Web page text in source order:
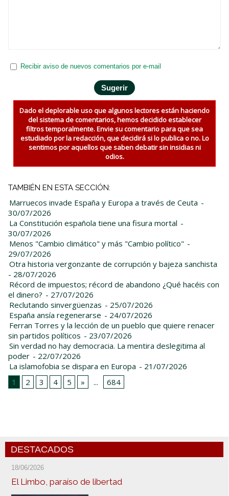
Recibir aviso de nuevos comentarios por e-mail
Dado el deplorable uso que algunos lectores están haciendo
del sistema de comentarios, hemos decidido establecer
filtros temporalmente. Envie su comentario para que sea
estudiado por la redacción, que decidirá si lo publica o no. Lo
sentimos por aquellos que saben debatir sin insidias ni
odios.
TAMBIÉN EN ESTA SECCIÓN:
Marruecos invade España y Europa a través de Ceuta -
30/07/2026
La Constitución española tiene una fisura mortal -
30/07/2026
Menos "Cambio climático" y más "Cambio político" -
29/07/2026
Otra historia vergonzante de corrupción y bajeza sanchista
- 28/07/2026
Récord de impuestos; récord de abandono ¿Qué hacéis con
el dinero? - 27/07/2026
Reclutando sinvergüenzas - 25/07/2026
España ansía regenerarse - 24/07/2026
Ferran Torres y la lección de un pueblo que quiere renacer
sin partidos políticos - 23/07/2026
Sin verdad no hay democracia. La mentira deslegitima al
poder - 22/07/2026
La islamofobia se dispara en Europa - 21/07/2026
1
2 3 4 5 » ... 684
DESTACADOS
18/06/2026
El Limbo, paraíso de libertad